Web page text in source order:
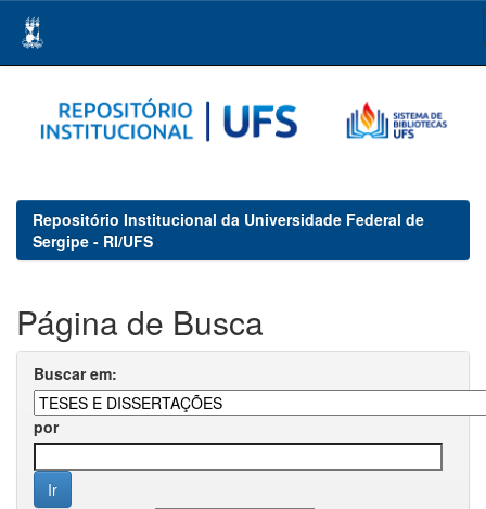
navigation
Repositório Institucional da Universidade Federal de
Sergipe - RI/UFS
Página de Busca
Buscar em:
por